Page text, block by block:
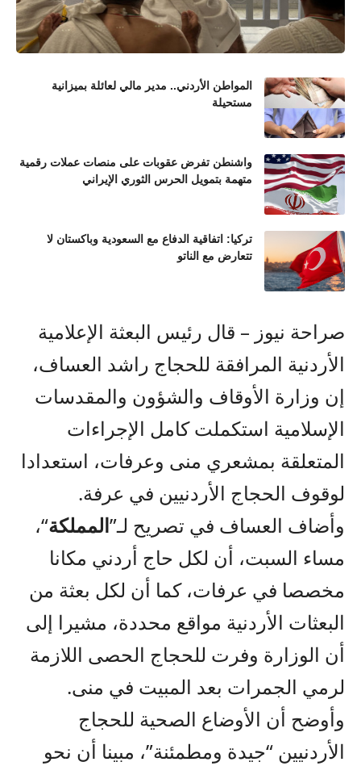
المواطن الأردني.. مدير مالي لعائلة بميزانية
مستحيلة
واشنطن تفرض عقوبات على منصات عملات رقمية
متهمة بتمويل الحرس الثوري الإيراني
تركيا: اتفاقية الدفاع مع السعودية وباكستان لا
تتعارض مع الناتو
صراحة نيوز – قال رئيس البعثة الإعلامية
الأردنية المرافقة للحجاج راشد العساف،
إن وزارة الأوقاف والشؤون والمقدسات
الإسلامية استكملت كامل الإجراءات
المتعلقة بمشعري منى وعرفات، استعدادا
لوقوف الحجاج الأردنيين في عرفة.
وأضاف العساف في تصريح لـ”المملكة“،
مساء السبت، أن لكل حاج أردني مكانا
مخصصا في عرفات، كما أن لكل بعثة من
البعثات الأردنية مواقع محددة، مشيرا إلى
أن الوزارة وفرت للحجاج الحصى اللازمة
لرمي الجمرات بعد المبيت في منى.
وأوضح أن الأوضاع الصحية للحجاج
الأردنيين “جيدة ومطمئنة”، مبينا أن نحو